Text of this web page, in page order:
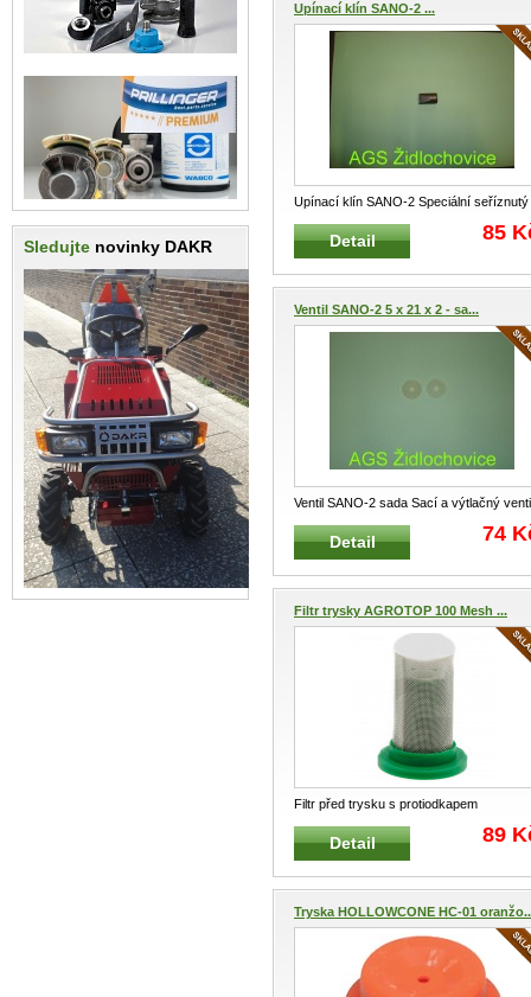
Sledujte novinky DAKR
Upínací klín SANO-2 ...
Upínací klín SANO-2 Speciální seříznutý
upínací klín zádového postřikova ...
Detail 85
Ventil SANO-2 5 x 21 x 2 - sa...
Ventil SANO-2 sada Sací a výtlačný
zádového postřikovače PILME
...
Detail 74
Filtr trysky AGROTOP 100 Mesh ...
Filtr před trysku s protiodkapem
Profesionální filtřík válcového tvar...
Detail 89
Tryska HOLLOWCONE HC-01